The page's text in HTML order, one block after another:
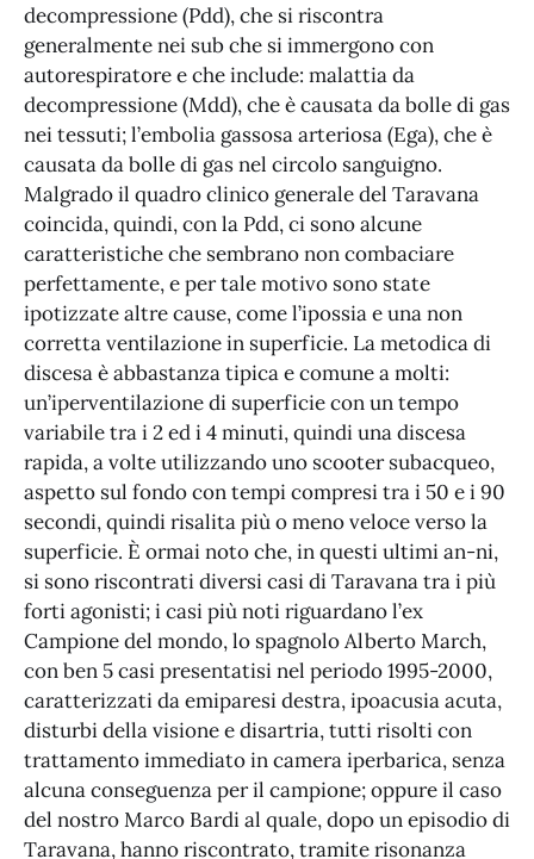
decompressione (Pdd), che si riscontra
generalmente nei sub che si immergono con
autorespiratore e che include: malattia da
decompressione (Mdd), che è causata da bolle di gas
nei tessuti; l’embolia gassosa arteriosa (Ega), che è
causata da bolle di gas nel circolo sanguigno.
Malgrado il quadro clinico generale del Taravana
coincida, quindi, con la Pdd, ci sono alcune
caratteristiche che sembrano non combaciare
perfettamente, e per tale motivo sono state
ipotizzate altre cause, come l’ipossia e una non
corretta ventilazione in superficie. La metodica di
discesa è abbastanza tipica e comune a molti:
un’iperventilazione di superficie con un tempo
variabile tra i 2 ed i 4 minuti, quindi una discesa
rapida, a volte utilizzando uno scooter subacqueo,
aspetto sul fondo con tempi compresi tra i 50 e i 90
secondi, quindi risalita più o meno veloce verso la
superficie. È ormai noto che, in questi ultimi an-ni,
si sono riscontrati diversi casi di Taravana tra i più
forti agonisti; i casi più noti riguardano l’ex
Campione del mondo, lo spagnolo Alberto March,
con ben 5 casi presentatisi nel periodo 1995-2000,
caratterizzati da emiparesi destra, ipoacusia acuta,
disturbi della visione e disartria, tutti risolti con
trattamento immediato in camera iperbarica, senza
alcuna conseguenza per il campione; oppure il caso
del nostro Marco Bardi al quale, dopo un episodio di
Taravana, hanno riscontrato, tramite risonanza